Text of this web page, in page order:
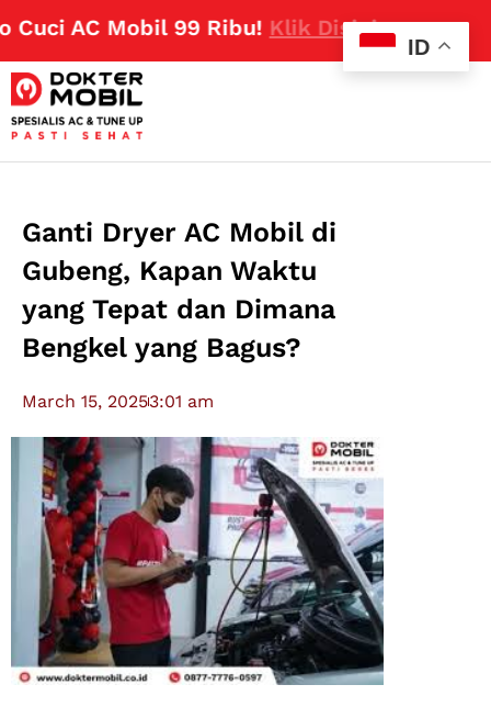
AC Mobil 99 Ribu!Klik Disini
Ganti Dryer AC Mobil di
Gubeng, Kapan Waktu
yang Tepat dan Dimana
Bengkel yang Bagus?
March 15, 20253:01 am
ID